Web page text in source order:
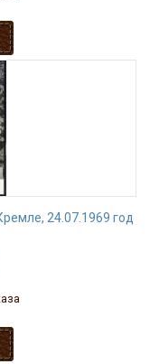
24.07.1969 год